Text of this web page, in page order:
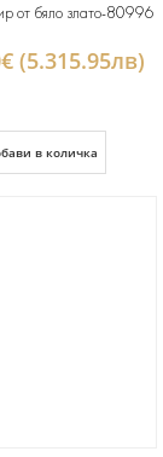
от бяло злато-80996
(5.315.95лв)
в количка